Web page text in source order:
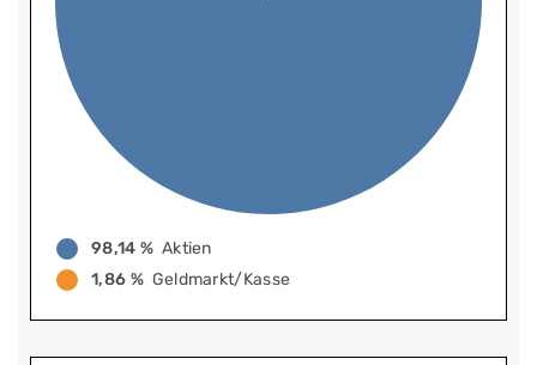
98,14 % Aktien
1,86 % Geldmarkt/Kasse